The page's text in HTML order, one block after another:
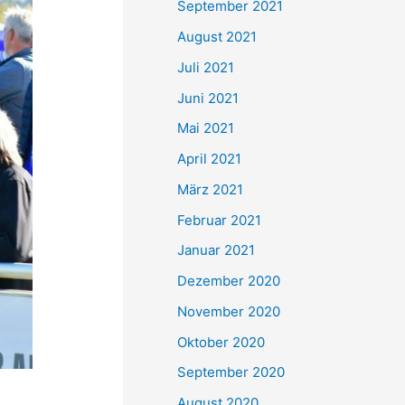
h
:
September 2021
August 2021
Juli 2021
Juni 2021
Mai 2021
April 2021
März 2021
Februar 2021
Januar 2021
Dezember 2020
November 2020
Oktober 2020
September 2020